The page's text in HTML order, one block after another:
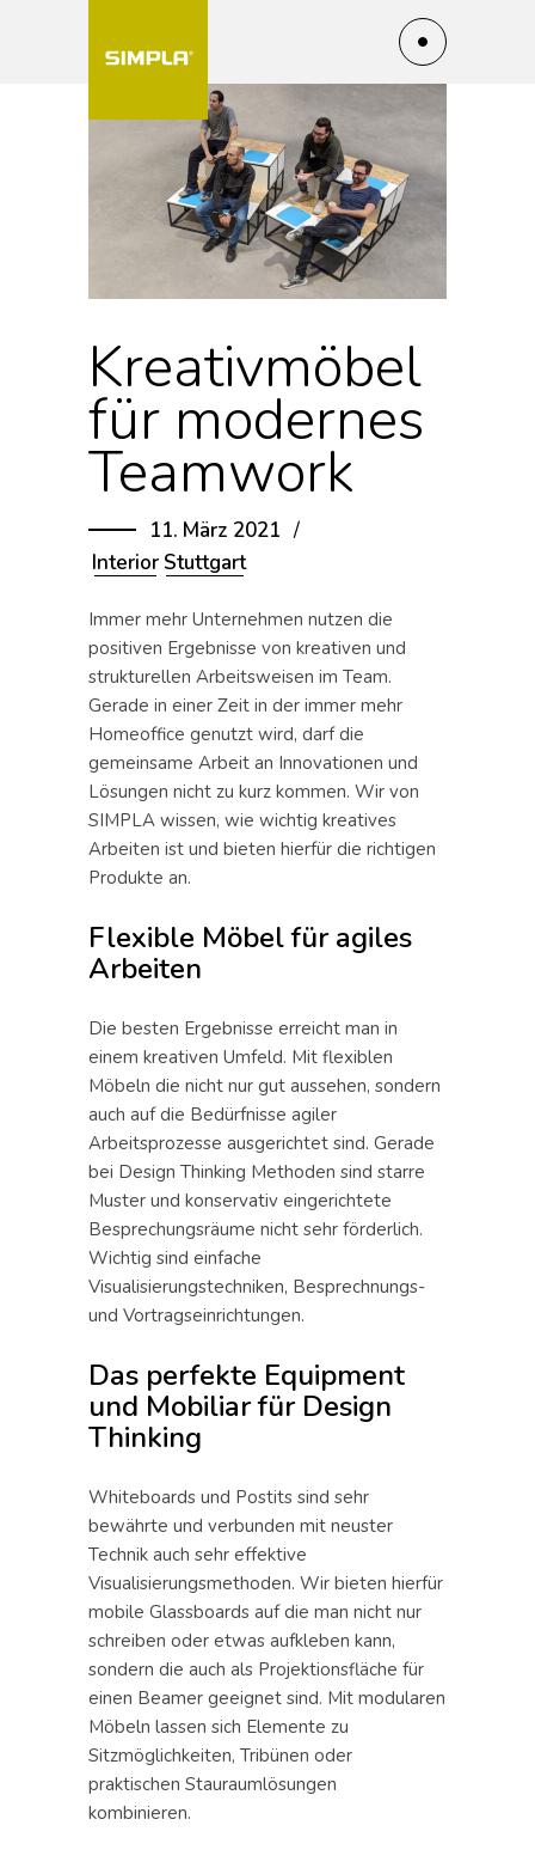
Kreativmöbel
für modernes
Teamwork
11. März 2021
Interior Stuttgart
Immer mehr Unternehmen nutzen die
positiven Ergebnisse von kreativen und
strukturellen Arbeitsweisen im Team.
Gerade in einer Zeit in der immer mehr
Homeoffice genutzt wird, darf die
gemeinsame Arbeit an Innovationen und
Lösungen nicht zu kurz kommen. Wir von
SIMPLA wissen, wie wichtig kreatives
Arbeiten ist und bieten hierfür die richtigen
Produkte an.
Flexible Möbel für agiles
Arbeiten
Die besten Ergebnisse erreicht man in
einem kreativen Umfeld. Mit flexiblen
Möbeln die nicht nur gut aussehen, sondern
auch auf die Bedürfnisse agiler
Arbeitsprozesse ausgerichtet sind. Gerade
bei Design Thinking Methoden sind starre
Muster und konservativ eingerichtete
Besprechungsräume nicht sehr förderlich.
Wichtig sind einfache
Visualisierungstechniken, Besprechnungs-
und Vortragseinrichtungen.
Das perfekte Equipment
und Mobiliar für Design
Thinking
Whiteboards und Postits sind sehr
bewährte und verbunden mit neuster
Technik auch sehr effektive
Visualisierungsmethoden. Wir bieten hierfür
mobile Glassboards auf die man nicht nur
schreiben oder etwas aufkleben kann,
sondern die auch als Projektionsfläche für
einen Beamer geeignet sind. Mit modularen
Möbeln lassen sich Elemente zu
Sitzmöglichkeiten, Tribünen oder
praktischen Stauraumlösungen
kombinieren.